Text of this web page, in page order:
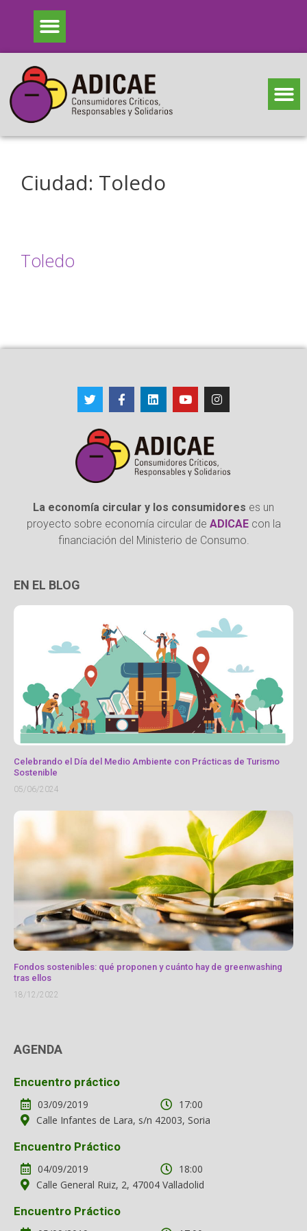
Ciudad: Toledo
Toledo
La economía circular y los consumidores es un
proyecto sobre economía circular de ADICAEcon la
financiación del Ministerio de Consumo.
EN EL BLOG
Celebrando el Día del Medio Ambiente con Prácticas de Turismo
Sostenible
05/06/2024
Fondos sostenibles: qué proponen y cuánto hay de greenwashing
tras ellos
18/12/2022
AGENDA
Encuentro práctico
03/09/2019
17:00
Calle Infantes de Lara, s/n 42003, Soria
Encuentro Práctico
04/09/2019
18:00
Calle General Ruiz, 2, 47004 Valladolid
Encuentro Práctico